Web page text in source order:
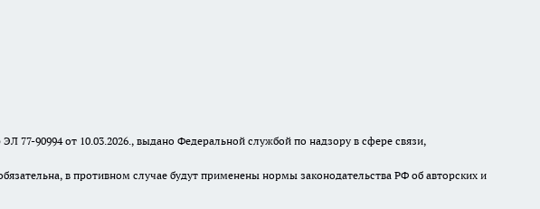
90994 от 10.03.2026., выдано Федеральной службой по надзору в сфере связи,
, в противном случае будут применены нормы законодательства РФ об авторских и